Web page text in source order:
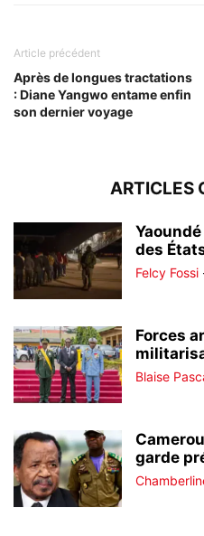
Article précédent
Après de longues tractations
: Diane Yangwo entame enfin
son dernier voyage
ARTICLES
des
Felcy Fossi
Forces
Blaise
garde